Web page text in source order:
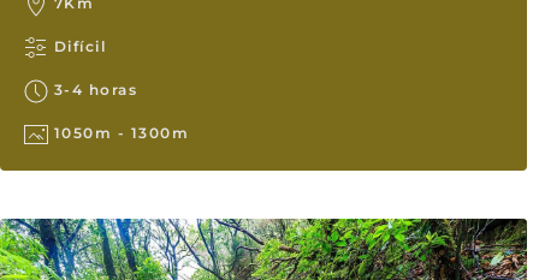
Difícil
3-4 horas
1050m - 1300m